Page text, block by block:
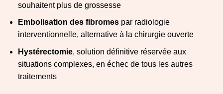
souhaitent plus de grossesse
Embolisation des fibromespar radiologie
interventionnelle, alternative à la chirurgie ouverte
Hystérectomie, solution définitive réservée aux
situations complexes, en échec de tous les autres
traitements